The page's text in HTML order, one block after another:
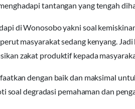
tantangan yang tengah
di Wonosobo yakni soal
masyarakat sedang kenyang.
zakat produktif kepada
dengan baik dan maksimal
degradasi pemahaman dan